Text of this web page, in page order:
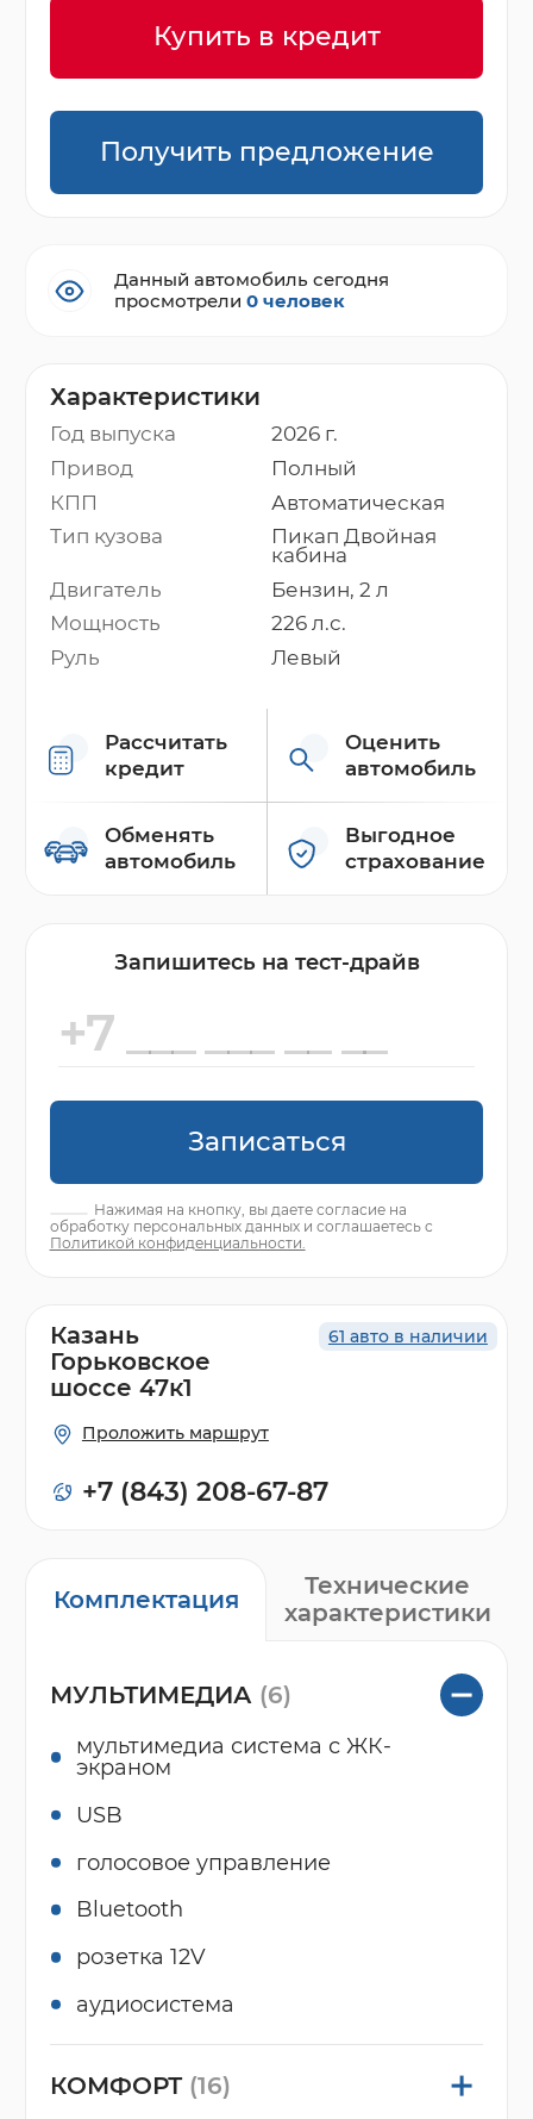
Характеристики
Год выпуска
2026 г.
Привод
Полный
КПП
Автоматическая
Тип кузова
Пикап Двойная
кабина
Двигатель
Бензин, 2 л
Мощность
226 л.с.
Руль
Левый
Рассчитать
кредит
Оценить
автомобиль
Обменять
автомобиль
Выгодное
страхование
Купить в кредит
Получить предложение
Данный автомобиль сегодня
просмотрели0 человек
Запишитесь на тест-драйв
Записаться
Нажимая на кнопку, вы даете согласие на
обработку персональных данных и соглашаетесь с
Политикой конфиденциальности.
Комплектация
Технические
характеристики
МУЛЬТИМЕДИА (6)
мультимедиа система с ЖК-
экраном
USB
голосовое управление
Bluetooth
розетка 12V
аудиосистема
КОМФОРТ (16)
61 авто в наличии
Казань
Горьковское
шоссе 47к1
Проложить маршрут
+7 (843) 208-67-87